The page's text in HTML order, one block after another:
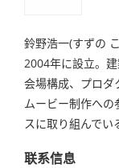
鈴野浩一(すずの
2004年に設立。
会場構成、プロダ
ムービー制作への
スに取り組んでい
联系信息